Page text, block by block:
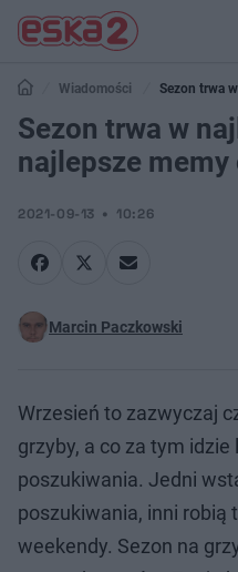
Wiadomości
Sezon trwa
grzybiarzach!
Sezon trwa w
najlepsze
2021-09-13 10:26
Marcin Paczkowski
Wrzesień to zazwyczaj
grzyby, a co za tym
poszukiwania. Jedni
poszukiwania, inni robią
weekendy. Sezon na